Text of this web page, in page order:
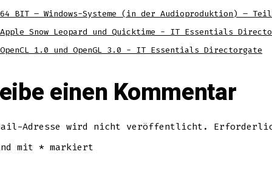
64 BIT – Windows-Systeme (in der Audioproduktion) –
Apple Snow Leopard und Quicktime - IT Essentials
OpenCL 1.0 und OpenGL 3.0 - IT Essentials Directorgate
einen Kommentar
Adresse wird nicht veröffentlicht.
mit * markiert